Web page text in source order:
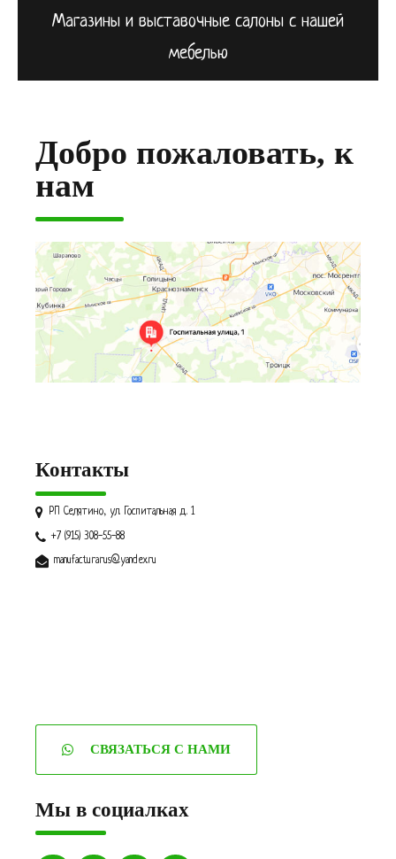
Магазины и выставочные салоны с нашей
мебелью
Добро пожаловать, к
нам
Контакты
РП Селятино, ул. Госпитальная д. 1
+7 (915) 308-55-88
manufacturarus@yandex.ru
СВЯЗАТЬСЯ С НАМИ
Мы в социалках